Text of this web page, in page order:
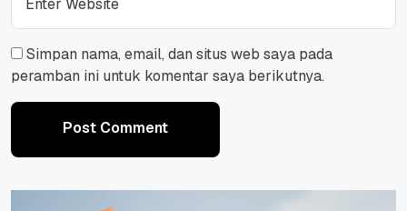
Simpan nama, email, dan situs web saya pada
peramban ini untuk komentar saya berikutnya.
Post Comment